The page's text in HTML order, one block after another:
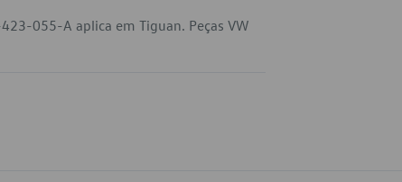
055-A aplica em Tiguan. Peças VW